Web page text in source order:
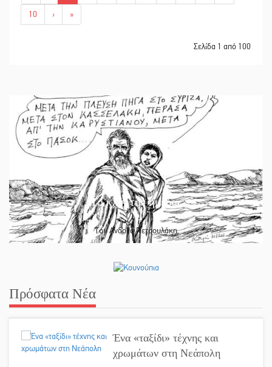
10
› »
Σελίδα 1 από 100
Το κλίκ της ημέρας
Του Ανδρέα Πετρουλάκη
Πρόσφατα Νέα
Ένα «ταξίδι» τέχνης και
χρωμάτων στη Νεάπολη